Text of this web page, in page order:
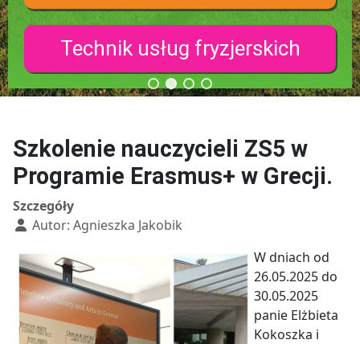
Technik usług fryzjerskich
Szkolenie nauczycieli ZS5 w
Programie Erasmus+ w Grecji.
Szczegóły
Autor: Agnieszka Jakobik
W dniach od
26.05.2025 do
30.05.2025
panie Elżbieta
Kokoszka i